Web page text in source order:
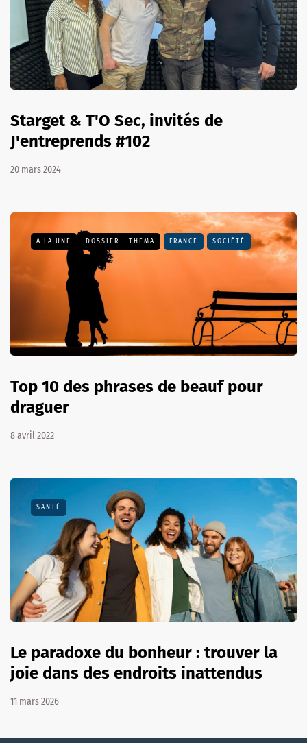
Starget & T'O Sec, invités de
J'entreprends #102
20 mars 2024
A LA UNE DOSSIER - THEMA FRANCE SOCIÉTÉ
Top 10 des phrases de beauf pour
draguer
8 avril 2022
SANTÉ
Le paradoxe du bonheur : trouver la
joie dans des endroits inattendus
11 mars 2026